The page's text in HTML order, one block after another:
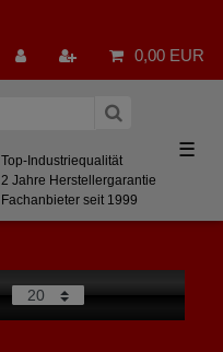
0,00 EUR
Top-Industriequalität
2 Jahre Herstellergarantie
Fachanbieter seit 1999
☰